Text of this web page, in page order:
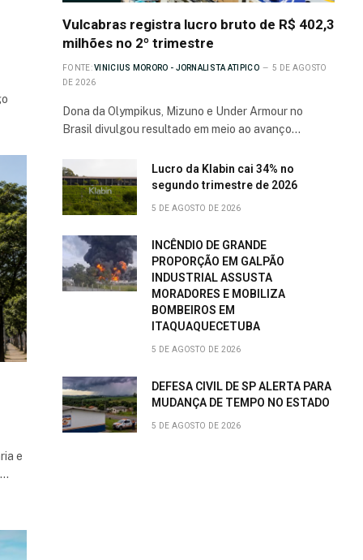
e
Vulcabras registra lucro bruto de R$ 402,3
milhões no 2º trimestre
FONTE: VINICIUS MORORO - JORNALISTA ATIPICO
5 DE AGOSTO
DE 2026
Dona da Olympikus, Mizuno e Under Armour no
Brasil divulgou resultado em meio ao avanço…
Lucro da Klabin cai 34% no
segundo trimestre de 2026
5 DE AGOSTO DE 2026
INCÊNDIO DE GRANDE
PROPORÇÃO EM GALPÃO
INDUSTRIAL ASSUSTA
MORADORES E MOBILIZA
BOMBEIROS EM
ITAQUAQUECETUBA
5 DE AGOSTO DE 2026
DEFESA CIVIL DE SP ALERTA PARA
MUDANÇA DE TEMPO NO ESTADO
5 DE AGOSTO DE 2026